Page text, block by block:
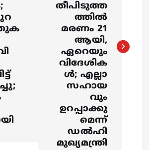
തീപിടുത്ത
ത്തിൽ
മരണം 21
ആയി,
ഏറെയും
വിദേശിക
ൾ; എല്ലാ
സഹായ
വും
ഉറപ്പാക്കു
മെന്ന്
ഡൽഹി
മുഖ്യമന്ത്രി